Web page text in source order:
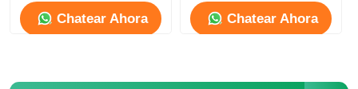
Chatear Ahora Chatear Ahora